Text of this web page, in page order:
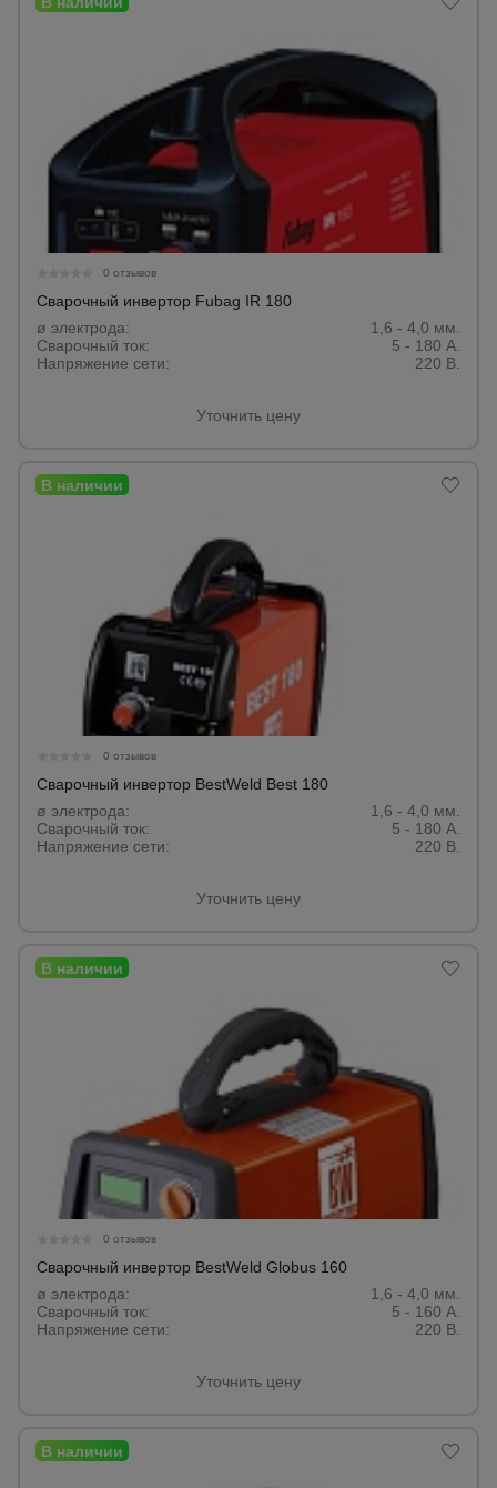
0 отзывов
Сварочный инвертор Fubag IR 180
ø электрода:
1,6 - 4,0 мм.
Сварочный ток:
5 - 180 А.
Напряжение сети:
220 В.
Уточнить цену
0 отзывов
Сварочный инвертор BestWeld Best 180
ø электрода:
1,6 - 4,0 мм.
Сварочный ток:
5 - 180 А.
Напряжение сети:
220 В.
Уточнить цену
0 отзывов
Сварочный инвертор BestWeld Globus 160
ø электрода:
1,6 - 4,0 мм.
Сварочный ток:
5 - 160 А.
Напряжение сети:
220 В.
Уточнить цену
Мусоропровод
строительный
Фанера
ламинированная
Оборудование
для бетонных
работ
Техника
для
склада
Штукатурные
комплекты
Сварочные
аппараты
товаров